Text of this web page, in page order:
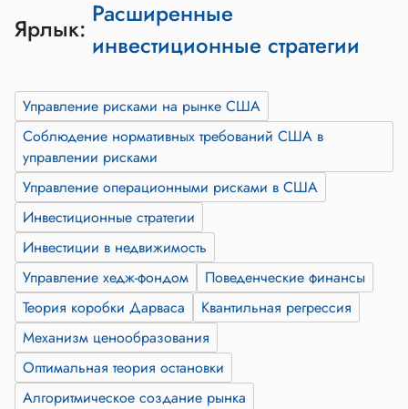
Ярлык: Расширенные
инвестиционные стратегии
Управление рисками на рынке США
Соблюдение нормативных требований США в
управлении рисками
Управление операционными рисками в США
Инвестиционные стратегии
Инвестиции в недвижимость
Управление хедж-фондом
Поведенческие финансы
Теория коробки Дарваса
Квантильная регрессия
Механизм ценообразования
Оптимальная теория остановки
Алгоритмическое создание рынка